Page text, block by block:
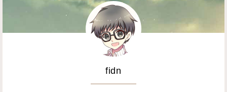
fidn